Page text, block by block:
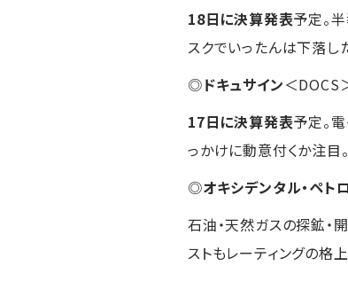
18日に決算発表予定。
スクでいったんは下落し
◎ドキュサイン＜DOCS
17日に決算発表予定。
っかけに動意付くか注目。
◎オキシデンタル・ペト
石油・天然ガスの探鉱・
ストもレーティングの格